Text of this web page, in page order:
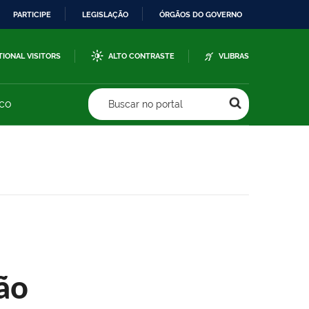
PARTICIPE LEGISLAÇÃO ÓRGÃOS DO GOVERNO
VISITORS ALTO CONTRASTE VLIBRAS
Buscar no portal